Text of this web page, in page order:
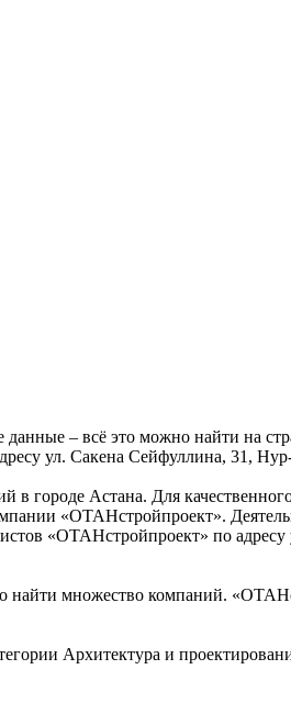
– всё это можно найти на
ул. Сакена Сейфуллина, 31,
городе Астана. Для
«ОТАНстройпроект».
«ОТАНстройпроект» по
найти множество компаний.
Архитектура и